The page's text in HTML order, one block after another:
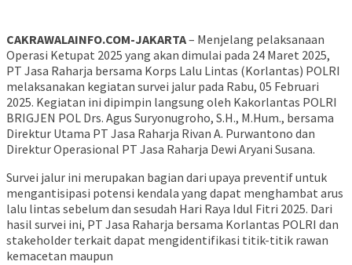
CAKRAWALAINFO.COM-JAKARTA– Menjelang pelaksanaan
Operasi Ketupat 2025 yang akan dimulai pada 24 Maret 2025,
PT Jasa Raharja bersama Korps Lalu Lintas (Korlantas) POLRI
melaksanakan kegiatan survei jalur pada Rabu, 05 Februari
2025. Kegiatan ini dipimpin langsung oleh Kakorlantas POLRI
BRIGJEN POL Drs. Agus Suryonugroho, S.H., M.Hum., bersama
Direktur Utama PT Jasa Raharja Rivan A. Purwantono dan
Direktur Operasional PT Jasa Raharja Dewi Aryani Susana.
Survei jalur ini merupakan bagian dari upaya preventif untuk
mengantisipasi potensi kendala yang dapat menghambat arus
lalu lintas sebelum dan sesudah Hari Raya Idul Fitri 2025. Dari
hasil survei ini, PT Jasa Raharja bersama Korlantas POLRI dan
stakeholder terkait dapat mengidentifikasi titik-titik rawan
kemacetan maupun